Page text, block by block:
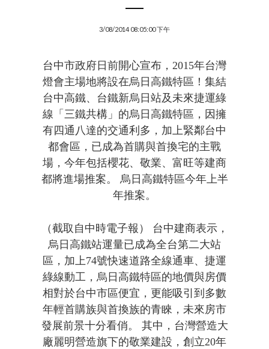
3/08/2014 08:05:00 下午
台中市政府日前開心宣布，2015年台灣
燈會主場地將設在烏日高鐵特區！集結
台中高鐵、台鐵新烏日站及未來捷運綠
線「三鐵共構」的烏日高鐵特區，因擁
有四通八達的交通利多，加上緊鄰台中
都會區，已成為首購與首換宅的主戰
場，今年包括櫻花、敬業、富旺等建商
都將進場推案。 烏日高鐵特區今年上半
年推案。
（截取自中時電子報） 台中建商表示，
烏日高鐵站運量已成為全台第二大站
區，加上74號快速道路全線通車、捷運
綠線動工，烏日高鐵特區的地價與房價
相對於台中市區便宜，更能吸引到多數
年輕首購族與首換族的青睞，未來房市
發展前景十分看俏。 其中，台灣營造大
廠麗明營造旗下的敬業建設，創立20年